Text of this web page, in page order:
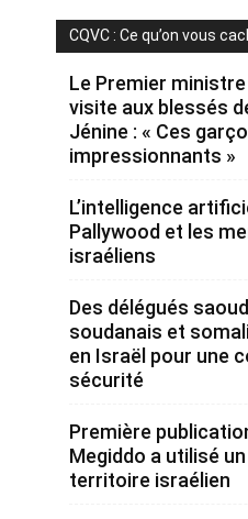
CQVC : Ce qu’on vous
Le Premier
visite aux blessés
Jénine : « Ces
impressionnants »
L’intelligence
Pallywood et les
israéliens
Des délégués
soudanais et
en Israël pour une
sécurité
Première
Megiddo a utilisé
territoire israélien